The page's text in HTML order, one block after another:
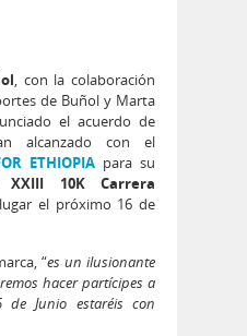
, con la colaboración
de Buñol y Marta
el acuerdo de
alcanzado con el
ETHIOPIA para su
XXIII 10K Carrera
el próximo 16 de
“es un ilusionante
hacer partícipes a
Junio estaréis con